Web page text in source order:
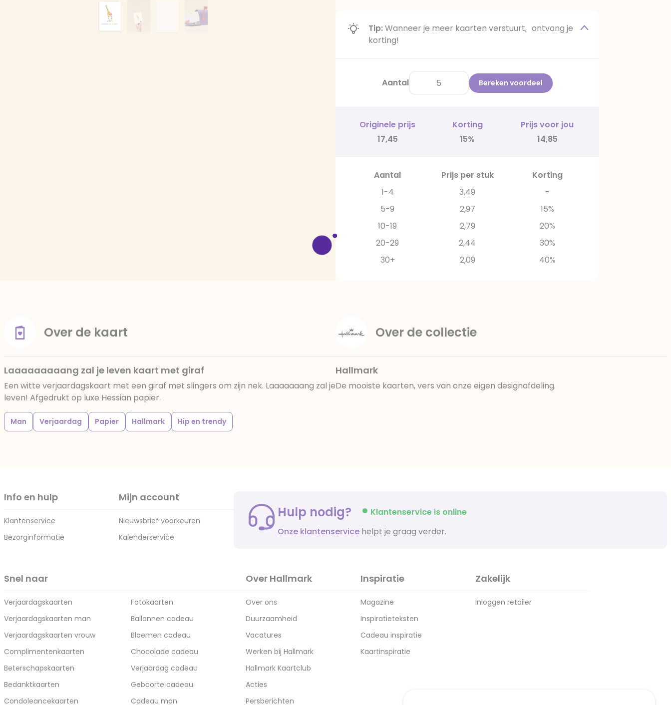
Tip:Wanneer je meer kaarten verstuurt, ontvang je
korting!
Aantal Bereken voordeel
Originele prijs Korting
Prijs voor jou
17,45
15% 14,85
Aantal Prijs per stuk
Korting
1-4
3,49
-
5-9
2,97
15%
10-19
2,79
20%
20-29
2,44
30%
30+
2,09 40%
Over de kaart
Laaaaaaaaang zal je leven kaart met giraf
Een witte verjaardagskaart met een giraf met slingers om zijn nek. Laaaaaaang zal je
leven! Afgedrukt op luxe Hessian papier.
Man Verjaardag Papier Hallmark Hip en trendy
Over de collectie
Hallmark
De mooiste kaarten, vers van onze eigen designafdeling.
Info en hulp
Klantenservice
Bezorginformatie
Mijn account
Nieuwsbrief voorkeuren
Kalenderservice
Hulp nodig?
Klantenservice is online
Onze klantenservice helpt je graag verder.
Snel naar
Verjaardagskaarten
Verjaardagskaarten man
Verjaardagskaarten vrouw
Complimentenkaarten
Beterschapskaarten
Bedanktkaarten
Condoleancekaarten
Fotokaarten
Ballonnen cadeau
Bloemen cadeau
Chocolade cadeau
Verjaardag cadeau
Geboorte cadeau
Cadeau man
Over Hallmark
Over ons
Duurzaamheid
Vacatures
Werken bij Hallmark
Hallmark Kaartclub
Acties
Persberichten
Inspiratie
Magazine
Inspiratieteksten
Cadeau inspiratie
Kaartinspiratie
Zakelijk
Inloggen retailer